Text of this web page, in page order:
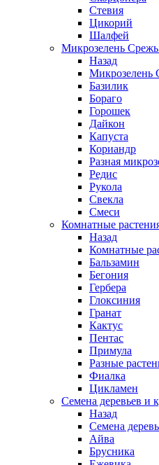
Стевия
Цикорий
Шалфей
Микрозелень
Назад
Базилик
Бораго
Горошек
Дайкон
Капуста
Кориандр
Разная
Редис
Рукола
Свекла
Смеси
Комнатные
Назад
Комнатные
Бальзамин
Бегония
Гербера
Глоксиния
Гранат
Кактус
Пентас
Примула
Разные
Фиалка
Цикламен
Семена деревьев и
Назад
Семена
Айва
Брусника